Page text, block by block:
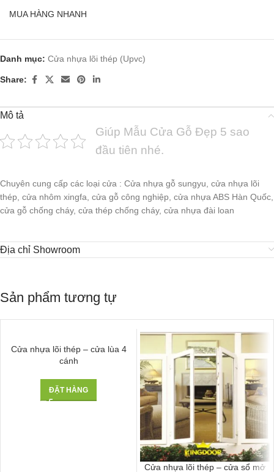
MUA HÀNG NHANH
Danh mục: Cửa nhựa lõi thép (Upvc)
Share:
Mô tả
Giúp Mẫu Cửa Gỗ Đẹp 5 sao
đầu tiên nhé.
Chuyên cung cấp các loại cửa : Cửa nhựa gỗ sungyu, cửa nhựa lõi
thép, cửa nhôm xingfa, cửa gỗ công nghiệp, cửa nhựa ABS Hàn Quốc,
cửa gỗ chống cháy, cửa thép chống cháy, cửa nhựa đài loan
Địa chỉ Showroom
Sản phẩm tương tự
Cửa nhựa lõi thép – cửa lùa 4
cánh
ĐẶT HÀNG
Cửa nhựa lõi thép – cửa sổ mở